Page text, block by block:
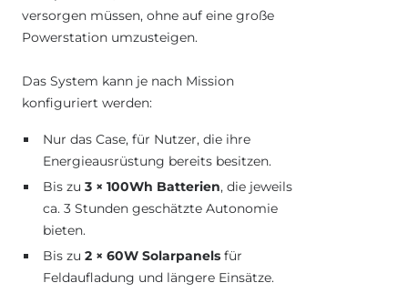
versorgen müssen, ohne auf eine große
Powerstation umzusteigen.
Das System kann je nach Mission
konfiguriert werden:
Nur das Case, für Nutzer, die ihre
Energieausrüstung bereits besitzen.
Bis zu 3 × 100Wh Batterien, die jeweils
ca. 3 Stunden geschätzte Autonomie
bieten.
Bis zu 2 × 60W Solarpanelsfür
Feldaufladung und längere Einsätze.